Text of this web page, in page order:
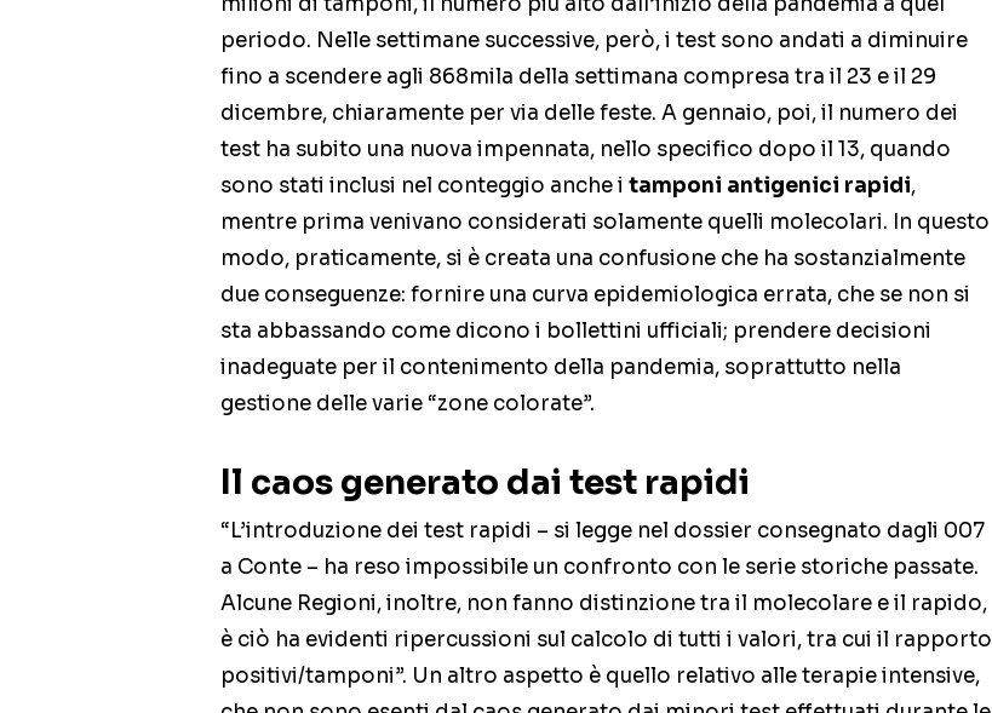
periodo. Nelle settimane successive, però, i test sono andati a diminuire
fino a scendere agli 868mila della settimana compresa tra il 23 e il 29
dicembre, chiaramente per via delle feste. A gennaio, poi, il numero dei
test ha subito una nuova impennata, nello specifico dopo il 13, quando
sono stati inclusi nel conteggio anche i tamponi antigenici rapidi,
mentre prima venivano considerati solamente quelli molecolari. In questo
modo, praticamente, si è creata una confusione che ha sostanzialmente
due conseguenze: fornire una curva epidemiologica errata, che se non si
sta abbassando come dicono i bollettini ufficiali; prendere decisioni
inadeguate per il contenimento della pandemia, soprattutto nella
gestione delle varie “zone colorate”.
Il caos generato dai test rapidi
“L’introduzione dei test rapidi – si legge nel dossier consegnato dagli 007
a Conte – ha reso impossibile un confronto con le serie storiche passate.
Alcune Regioni, inoltre, non fanno distinzione tra il molecolare e il rapido,
è ciò ha evidenti ripercussioni sul calcolo di tutti i valori, tra cui il rapporto
positivi/tamponi”. Un altro aspetto è quello relativo alle terapie intensive,